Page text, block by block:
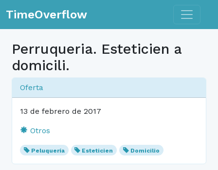
TimeOverflow Toggle
Perruqueria. Esteticien a
domicili.
Oferta
13 de febrero de 2017
Otros
Peluquería Esteticien Domicilio